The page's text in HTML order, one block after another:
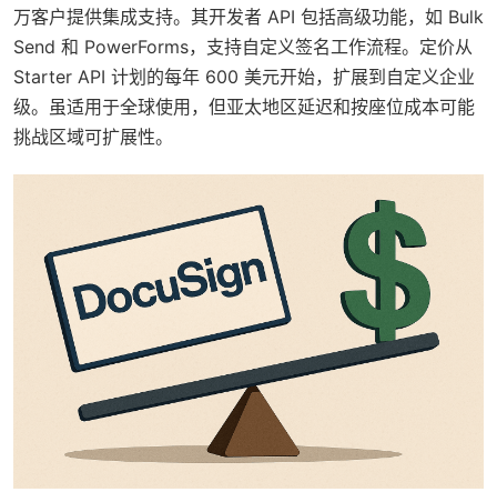
万客户提供集成支持。其开发者 API 包括高级功能，如 Bulk
Send 和 PowerForms，支持自定义签名工作流程。定价从
Starter API 计划的每年 600 美元开始，扩展到自定义企业
级。虽适用于全球使用，但亚太地区延迟和按座位成本可能
挑战区域可扩展性。